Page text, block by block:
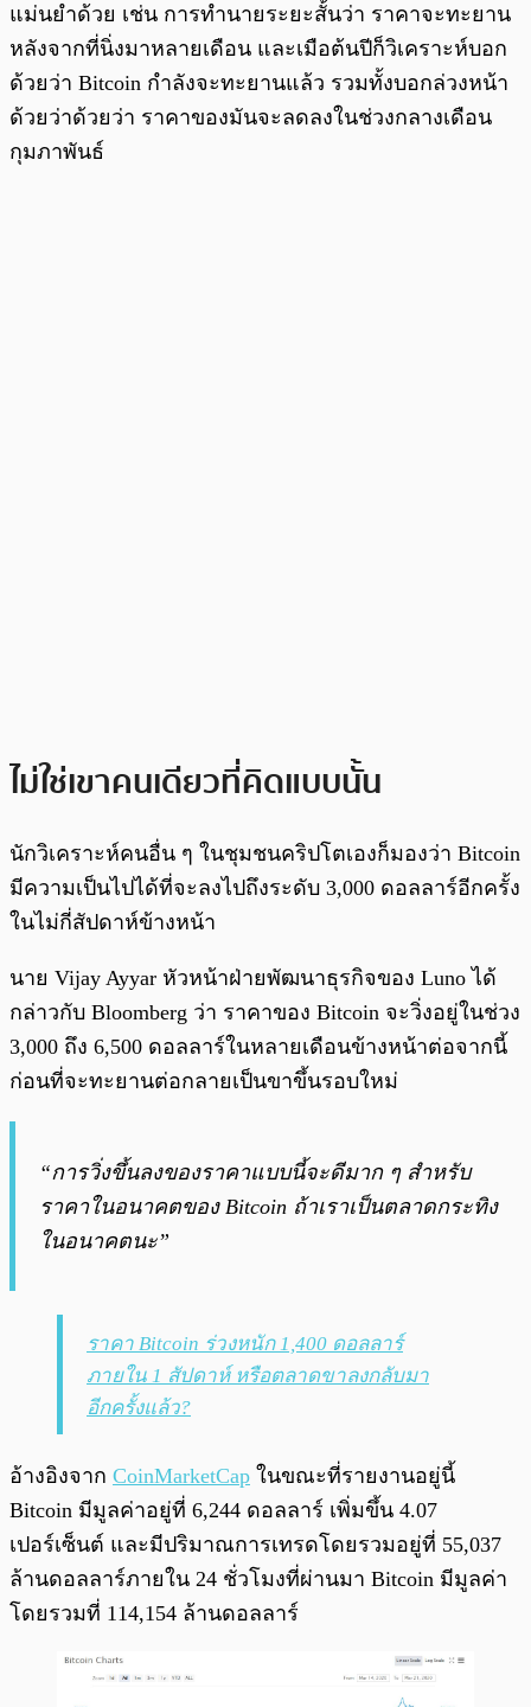
แม่นยำด้วย เช่น การทำนายระยะสั้นว่า ราคาจะทะยาน
หลังจากที่นิ่งมาหลายเดือน และเมือต้นปีก็วิเคราะห์บอก
ด้วยว่า Bitcoin กำลังจะทะยานแล้ว รวมทั้งบอกล่วงหน้า
ด้วยว่าด้วยว่า ราคาของมันจะลดลงในช่วงกลางเดือน
กุมภาพันธ์
ไม่ใช่เขาคนเดียวที่คิดแบบนั้น
นักวิเคราะห์คนอื่น ๆ ในชุมชนคริปโตเองก็มองว่า Bitcoin
มีความเป็นไปได้ที่จะลงไปถึงระดับ 3,000 ดอลลาร์อีกครั้ง
ในไม่กี่สัปดาห์ข้างหน้า
นาย Vijay Ayyar หัวหน้าฝ่ายพัฒนาธุรกิจของ Luno ได้
กล่าวกับ Bloomberg ว่า ราคาของ Bitcoin จะวิ่งอยู่ในช่วง
3,000 ถึง 6,500 ดอลลาร์ในหลายเดือนข้างหน้าต่อจากนี้
ก่อนที่จะทะยานต่อกลายเป็นขาขึ้นรอบใหม่
“การวิ่งขึ้นลงของราคาแบบนี้จะดีมาก ๆ สำหรับ
ราคาในอนาคตของ Bitcoin ถ้าเราเป็นตลาดกระทิง
ในอนาคตนะ”
ราคา Bitcoin ร่วงหนัก 1,400 ดอลลาร์
ภายใน 1 สัปดาห์ หรือตลาดขาลงกลับมา
อีกครั้งแล้ว?
อ้างอิงจาก CoinMarketCap ในขณะที่รายงานอยู่นี้
Bitcoin มีมูลค่าอยู่ที่ 6,244 ดอลลาร์ เพิ่มขึ้น 4.07
เปอร์เซ็นต์ และมีปริมาณการเทรดโดยรวมอยู่ที่ 55,037
ล้านดอลลาร์ภายใน 24 ชั่วโมงที่ผ่านมา Bitcoin มีมูลค่า
โดยรวมที่ 114,154 ล้านดอลลาร์